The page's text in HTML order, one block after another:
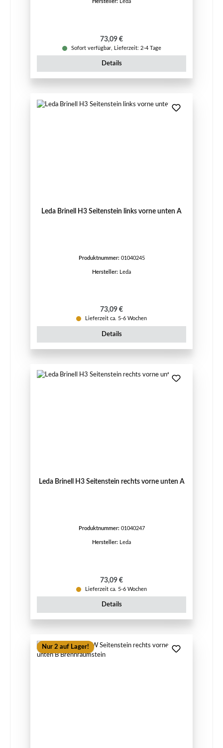
Hersteller: Leda
Regulärer Preis:
73,09 €
Sofort verfügbar, Lieferzeit: 2-4 Tage
Details
Leda Brinell H3 Seitenstein links vorne unten A
Produktnummer: 01040245
Hersteller: Leda
Regulärer Preis:
73,09 €
Lieferzeit ca. 5-6 Wochen
Details
Leda Brinell H3 Seitenstein rechts vorne unten A
Produktnummer: 01040247
Hersteller: Leda
Regulärer Preis:
73,09 €
Lieferzeit ca. 5-6 Wochen
Details
Nur 2 auf Lager!